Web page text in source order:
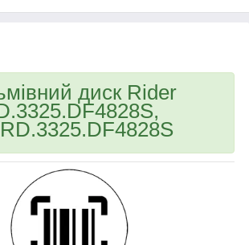
диск Rider